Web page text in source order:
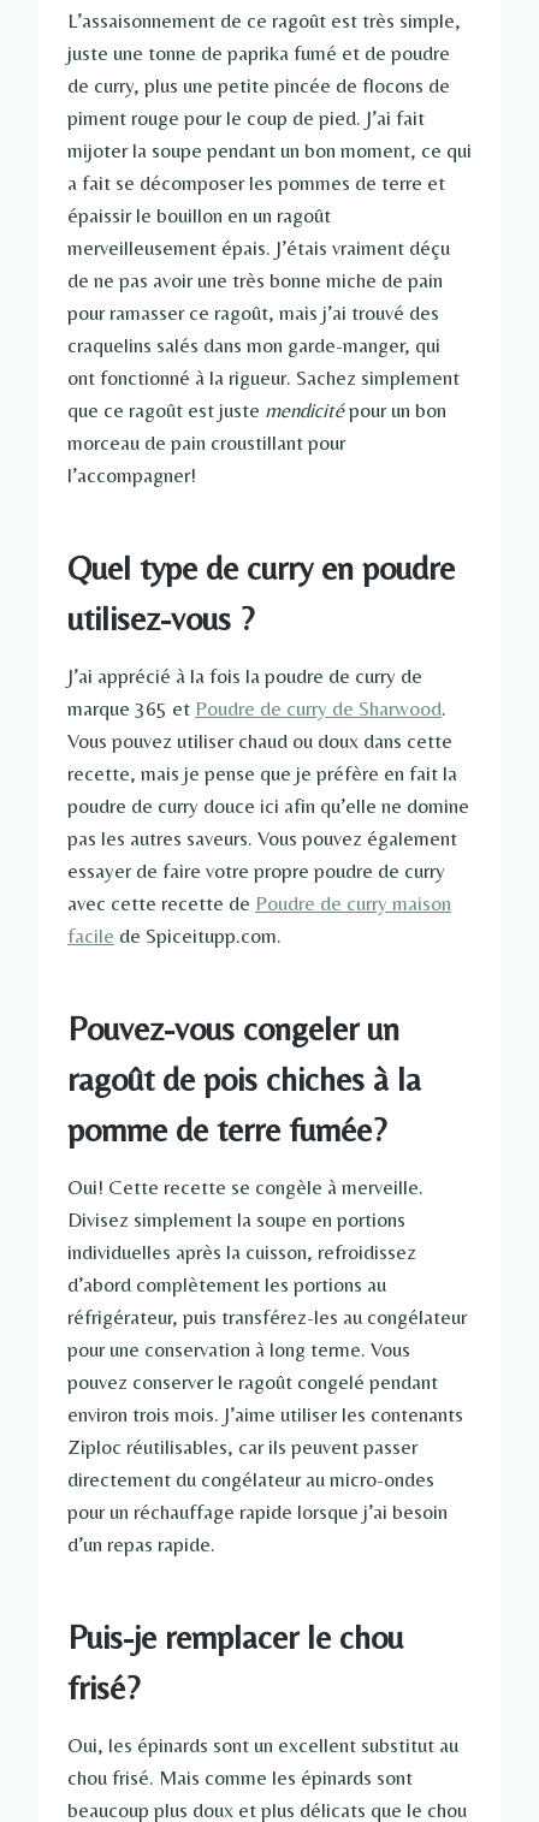
L’assaisonnement de ce ragoût est très simple,
juste une tonne de paprika fumé et de poudre
de curry, plus une petite pincée de flocons de
piment rouge pour le coup de pied. J’ai fait
mijoter la soupe pendant un bon moment, ce qui
a fait se décomposer les pommes de terre et
épaissir le bouillon en un ragoût
merveilleusement épais. J’étais vraiment déçu
de ne pas avoir une très bonne miche de pain
pour ramasser ce ragoût, mais j’ai trouvé des
craquelins salés dans mon garde-manger, qui
ont fonctionné à la rigueur. Sachez simplement
que ce ragoût est juste mendicitépour un bon
morceau de pain croustillant pour
l’accompagner!
Quel type de curry en poudre
utilisez-vous ?
J’ai apprécié à la fois la poudre de curry de
marque 365 et Poudre de curry de Sharwood.
Vous pouvez utiliser chaud ou doux dans cette
recette, mais je pense que je préfère en fait la
poudre de curry douce ici afin qu’elle ne domine
pas les autres saveurs. Vous pouvez également
essayer de faire votre propre poudre de curry
avec cette recette de Poudre de curry maison
facile de Spiceitupp.com.
Pouvez-vous congeler un
ragoût de pois chiches à la
pomme de terre fumée?
Oui! Cette recette se congèle à merveille.
Divisez simplement la soupe en portions
individuelles après la cuisson, refroidissez
d’abord complètement les portions au
réfrigérateur, puis transférez-les au congélateur
pour une conservation à long terme. Vous
pouvez conserver le ragoût congelé pendant
environ trois mois. J’aime utiliser les contenants
Ziploc réutilisables, car ils peuvent passer
directement du congélateur au micro-ondes
pour un réchauffage rapide lorsque j’ai besoin
d’un repas rapide.
Puis-je remplacer le chou
frisé?
Oui, les épinards sont un excellent substitut au
chou frisé. Mais comme les épinards sont
beaucoup plus doux et plus délicats que le chou